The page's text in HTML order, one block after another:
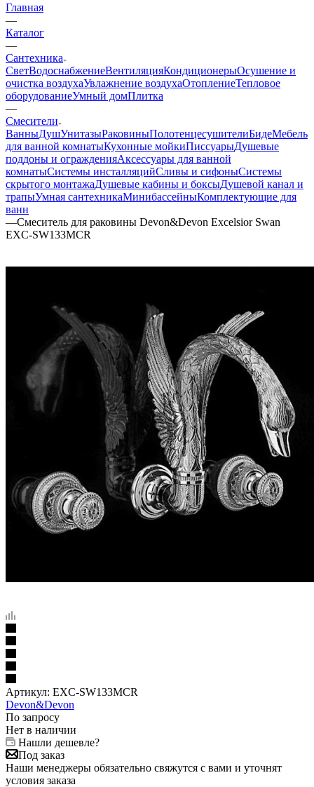
Главная
—
Каталог
—
Сантехника
СветВодоснабжениеВентиляцияКондиционерыОсушение и
очистка воздухаУвлажнение воздухаОтоплениеТепловое
оборудованиеУмный домПлитка
—
Смесители
ВанныДушУнитазыРаковиныПолотенцесушителиБидеМебель
для ванной комнатыКухонные мойкиПиссуарыДушевые
поддоны и огражденияАксессуары для ванной
комнатыСистемы инсталляцийСливы и сифоныСистемы
скрытого монтажаДушевые кабины и боксыДушевой канал и
трапыУмная сантехникаМинибассейныКомплектующие для
ванн
—Смеситель для раковины Devon&Devon Excelsior Swan
EXC-SW133MCR
Артикул: EXC-SW133MCR
Devon&Devon
По запросу
Нет в наличии
Нашли дешевле?
Под заказ
Наши менеджеры обязательно свяжутся с вами и уточнят
условия заказа